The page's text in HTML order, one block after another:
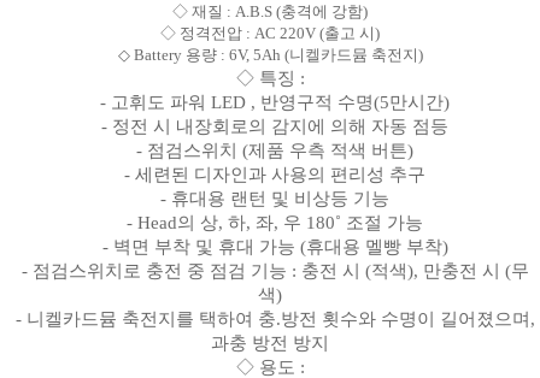
◇ 재질 : A.B.S (충격에 강함)
◇ 정격전압 : AC 220V (출고 시)
◇ Battery 용량 : 6V, 5Ah (니켈카드뮴 축전지)
◇ 특징 :
- 고휘도 파워 LED , 반영구적 수명(5만시간)
- 정전 시 내장회로의 감지에 의해 자동 점등
- 점검스위치 (제품 우측 적색 버튼)
- 세련된 디자인과 사용의 편리성 추구
- 휴대용 랜턴 및 비상등 기능
- Head의 상, 하, 좌, 우 180˚ 조절 가능
- 벽면 부착 및 휴대 가능 (휴대용 멜빵 부착)
- 점검스위치로 충전 중 점검 기능 : 충전 시 (적색), 만충전 시 (무
색)
- 니켈카드뮴 축전지를 택하여 충.방전 횟수와 수명이 길어졌으며,
과충 방전 방지
◇ 용도 :